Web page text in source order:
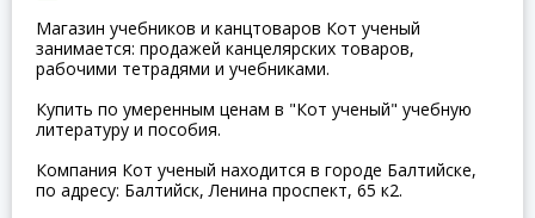
Магазин учебников и канцтоваров Кот ученый
занимается: продажей канцелярских товаров,
рабочими тетрадями и учебниками.
Купить по умеренным ценам в "Кот ученый" учебную
литературу и пособия.
Компания Кот ученый находится в городе Балтийске,
по адресу: Балтийск, Ленина проспект, 65 к2.